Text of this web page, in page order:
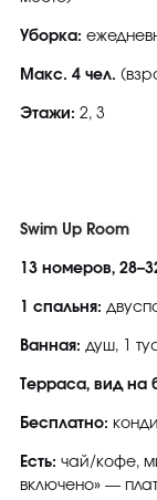
Уборка:
Макс. 4 чел.
Этажи: 2, 3
Swim Up Room
13 номеров,
1 спальня:
Ванная: душ, 1
Терраса, вид на
Бесплатно:
Есть: чай/кофе,
включено» —